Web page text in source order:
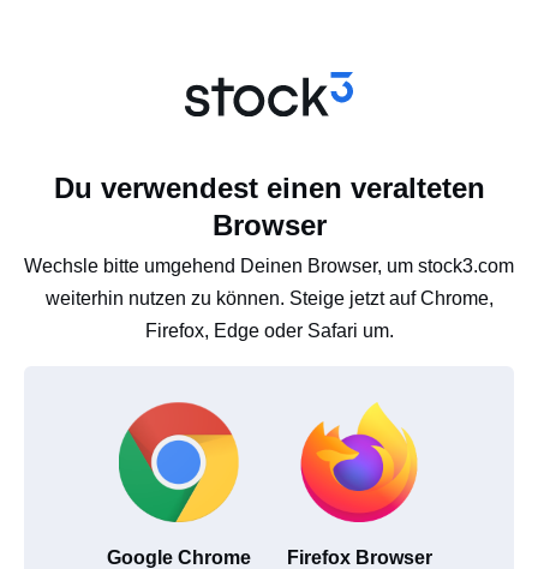
Du verwendest einen veralteten
Browser
Wechsle bitte umgehend Deinen Browser, um stock3.com
weiterhin nutzen zu können. Steige jetzt auf Chrome,
Firefox, Edge oder Safari um.
Google Chrome Firefox Browser